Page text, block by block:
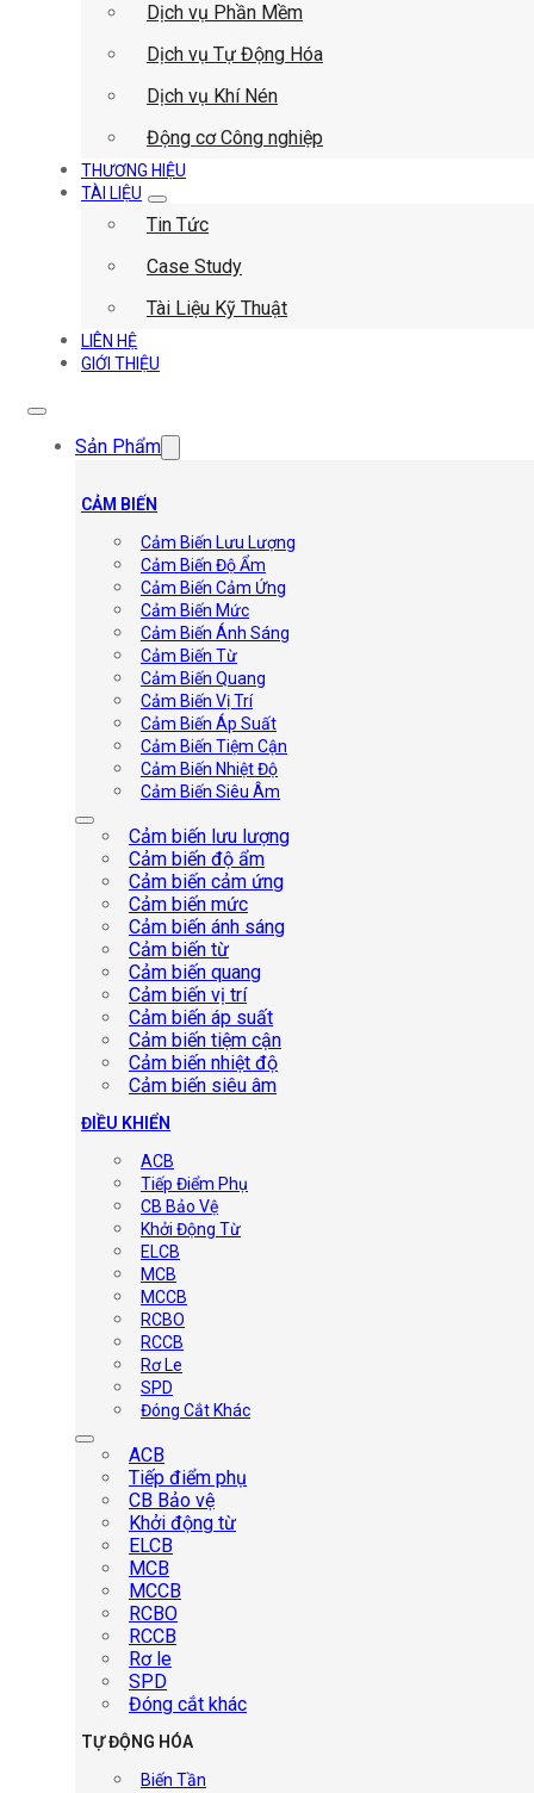
Dịch vụ Phần Mềm
Dịch vụ Tự Động Hóa
Dịch vụ Khí Nén
Động cơ Công nghiệp
THƯƠNG HIỆU
TÀI LIỆU
Tin Tức
Case Study
Tài Liệu Kỹ Thuật
LIÊN HỆ
GIỚI THIỆU
Sản Phẩm
CẢM BIẾN
Cảm Biến Lưu Lượng
Cảm Biến Độ Ẩm
Cảm Biến Cảm Ứng
Cảm Biến Mức
Cảm Biến Ánh Sáng
Cảm Biến Từ
Cảm Biến Quang
Cảm Biến Vị Trí
Cảm Biến Áp Suất
Cảm Biến Tiệm Cận
Cảm Biến Nhiệt Độ
Cảm Biến Siêu Âm
Cảm biến lưu lượng
Cảm biến độ ẩm
Cảm biến cảm ứng
Cảm biến mức
Cảm biến ánh sáng
Cảm biến từ
Cảm biến quang
Cảm biến vị trí
Cảm biến áp suất
Cảm biến tiệm cận
Cảm biến nhiệt độ
Cảm biến siêu âm
ĐIỀU KHIỂN
ACB
Tiếp Điểm Phụ
CB Bảo Vệ
Khởi Động Từ
ELCB
MCB
MCCB
RCBO
RCCB
Rơ Le
SPD
Đóng Cắt Khác
ACB
Tiếp điểm phụ
CB Bảo vệ
Khởi động từ
ELCB
MCB
MCCB
RCBO
RCCB
Rơ le
SPD
Đóng cắt khác
TỰ ĐỘNG HÓA
Biến Tần